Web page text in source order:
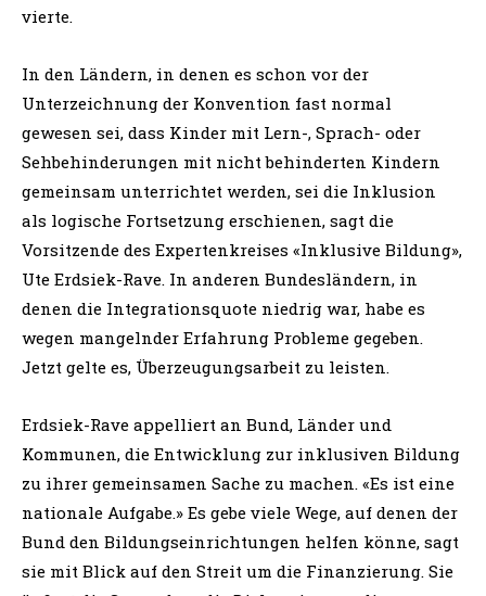
vierte.
In den Ländern, in denen es schon vor der
Unterzeichnung der Konvention fast normal
gewesen sei, dass Kinder mit Lern-, Sprach- oder
Sehbehinderungen mit nicht behinderten Kindern
gemeinsam unterrichtet werden, sei die Inklusion
als logische Fortsetzung erschienen, sagt die
Vorsitzende des Expertenkreises «Inklusive Bildung»,
Ute Erdsiek-Rave. In anderen Bundesländern, in
denen die Integrationsquote niedrig war, habe es
wegen mangelnder Erfahrung Probleme gegeben.
Jetzt gelte es, Überzeugungsarbeit zu leisten.
Erdsiek-Rave appelliert an Bund, Länder und
Kommunen, die Entwicklung zur inklusiven Bildung
zu ihrer gemeinsamen Sache zu machen. «Es ist eine
nationale Aufgabe.» Es gebe viele Wege, auf denen der
Bund den Bildungseinrichtungen helfen könne, sagt
sie mit Blick auf den Streit um die Finanzierung. Sie